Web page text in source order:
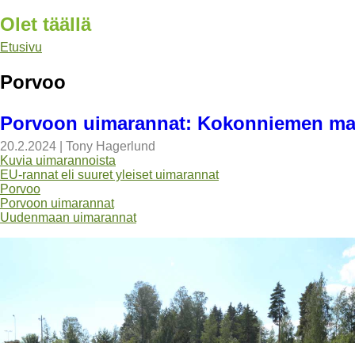
Olet täällä
Etusivu
Porvoo
Porvoon uimarannat: Kokonniemen
20.2.2024
Tony Hagerlund
Kuvia uimarannoista
EU-rannat eli suuret yleiset uimarannat
Porvoo
Porvoon uimarannat
Uudenmaan uimarannat